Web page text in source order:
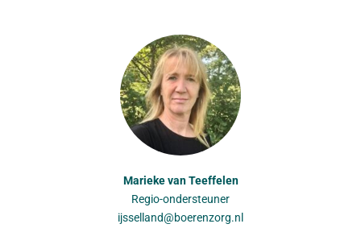
Marieke van Teeffelen
Regio-ondersteuner
ijsselland@boerenzorg.nl